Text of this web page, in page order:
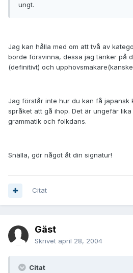
ungt.
Jag kan hålla med om att två av
borde försvinna, dessa jag tänker på
(definitivt) och
Jag förstår inte hur du kan få japansk
språket att gå ihop. Det är ungefär
grammatik och folkdans.
Snälla, gör något åt din signatur!
Citat
Gäst
Skrivet april 28, 2004
Citat